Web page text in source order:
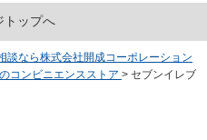
トップへ
談なら株式会社開成コーポレーション
コンビニエンスストア > セブンイレブ